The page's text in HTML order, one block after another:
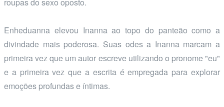
Enheduanna elevou Inanna ao topo do panteão como a
divindade mais poderosa. Suas odes a Inanna marcam a
primeira vez que um autor escreve utilizando o pronome "eu"
e a primeira vez que a escrita é empregada para explorar
emoções profundas e íntimas.